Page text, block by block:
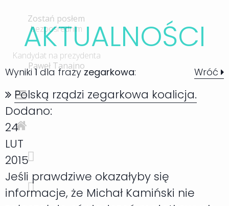
AKTUALNOŚCI
Wyniki1dla frazyzegarkowa: Wróć
Polską rządzi zegarkowa koalicja.
Dodano:
24
LUT
2015
Jeśli prawdziwe okazałyby się
informacje, że Michał Kamiński nie
Zostań posłem
bezpośrednim
Kandydat na prezydenta
Paweł Tanajno